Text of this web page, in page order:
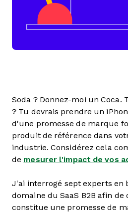
Soda ? Donnez-moi un Coca.
? Tu devrais prendre un
d'une promesse de marque
produit de référence dans
industrie. Considérez cela
de mesurer l'impact de vos
J'ai interrogé sept experts en
domaine du SaaS B2B afin
constitue une promesse de